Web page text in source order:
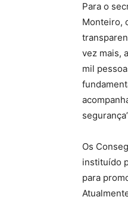
Para o
Monteiro,
vez mais,
mil
Os
instituído
para